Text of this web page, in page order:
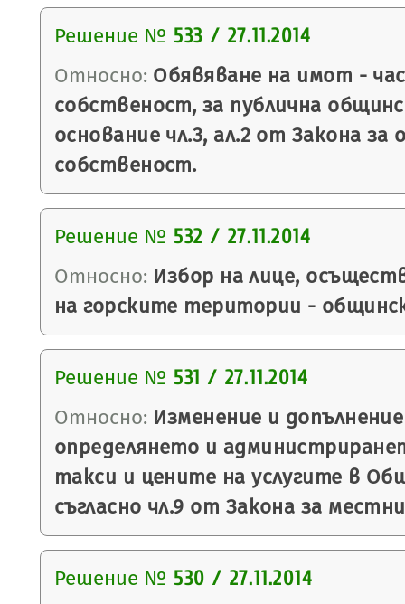
Решение № 533 / 27.11.2014
Относно: Обявяване на имот -
собственост, за публична
основание чл.3, ал.2 от Закона
собственост.
Решение № 532 / 27.11.2014
Относно: Избор на лице,
на горските територии -
Решение № 531 / 27.11.2014
Относно: Изменение и
определянето и
такси и цените на услугите в
съгласно чл.9 от Закона за
Решение № 530 / 27.11.2014